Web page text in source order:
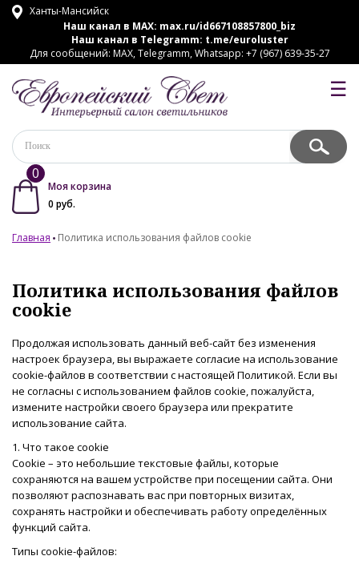
Ханты-Мансийск
Наш канал в MAX: max.ru/id667108857800_biz
Наш канал в Telegramm: t.me/euroluster
Для сообщений: MAX, Telegramm, Whatsapp: +7 (967) 639-35-27
☰
0
Моя корзина
0 руб.
Главная Политика использования файлов cookie
Политика использования файлов
cookie
Продолжая использовать данный веб-сайт без изменения
настроек браузера, вы выражаете согласие на использование
cookie-файлов в соответствии с настоящей Политикой. Если вы
не согласны с использованием файлов cookie, пожалуйста,
измените настройки своего браузера или прекратите
использование сайта.
1. Что такое cookie
Cookie – это небольшие текстовые файлы, которые
сохраняются на вашем устройстве при посещении сайта. Они
позволяют распознавать вас при повторных визитах,
сохранять настройки и обеспечивать работу определённых
функций сайта.
Типы cookie-файлов: